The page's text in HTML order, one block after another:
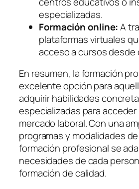
especializadas.
Formación online:A
plataformas virtuales
acceso a cursos desde
En resumen, la formación
excelente opción para
adquirir habilidades
especializadas para
mercado laboral. Con una
programas y modalidades
formación profesional se
necesidades de cada
formación de calidad.